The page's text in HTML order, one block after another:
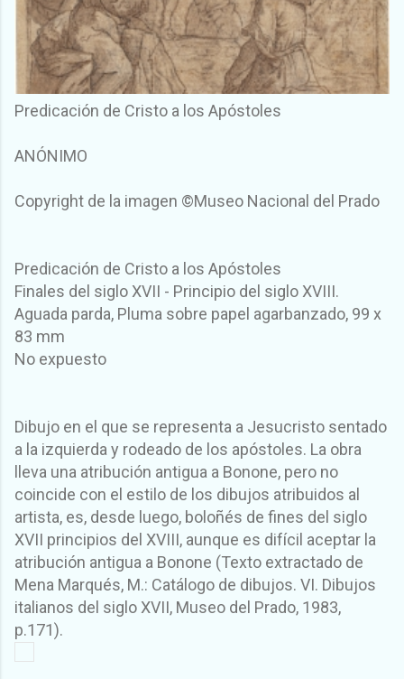
Predicación de Cristo a los Apóstoles
ANÓNIMO
Copyright de la imagen ©Museo Nacional del Prado
Predicación de Cristo a los Apóstoles
Finales del siglo XVII - Principio del siglo XVIII.
Aguada parda, Pluma sobre papel agarbanzado, 99 x
83 mm
No expuesto
Dibujo en el que se representa a Jesucristo sentado
a la izquierda y rodeado de los apóstoles. La obra
lleva una atribución antigua a Bonone, pero no
coincide con el estilo de los dibujos atribuidos al
artista, es, desde luego, boloñés de fines del siglo
XVII principios del XVIII, aunque es difícil aceptar la
atribución antigua a Bonone (Texto extractado de
Mena Marqués, M.: Catálogo de dibujos. VI. Dibujos
italianos del siglo XVII, Museo del Prado, 1983,
p.171).